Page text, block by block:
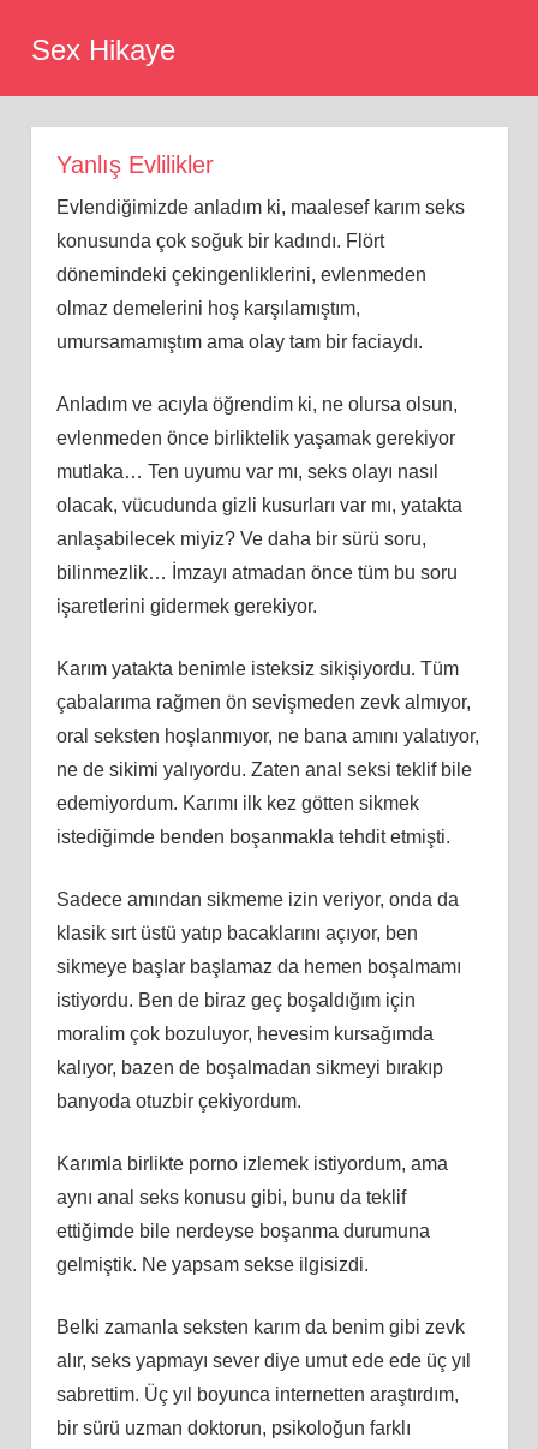
Sex Hikaye
Yanlış Evlilikler
Evlendiğimizde anladım ki, maalesef karım seks
konusunda çok soğuk bir kadındı. Flört
dönemindeki çekingenliklerini, evlenmeden
olmaz demelerini hoş karşılamıştım,
umursamamıştım ama olay tam bir faciaydı.
Anladım ve acıyla öğrendim ki, ne olursa olsun,
evlenmeden önce birliktelik yaşamak gerekiyor
mutlaka… Ten uyumu var mı, seks olayı nasıl
olacak, vücudunda gizli kusurları var mı, yatakta
anlaşabilecek miyiz? Ve daha bir sürü soru,
bilinmezlik… İmzayı atmadan önce tüm bu soru
işaretlerini gidermek gerekiyor.
Karım yatakta benimle isteksiz sikişiyordu. Tüm
çabalarıma rağmen ön sevişmeden zevk almıyor,
oral seksten hoşlanmıyor, ne bana amını yalatıyor,
ne de sikimi yalıyordu. Zaten anal seksi teklif bile
edemiyordum. Karımı ilk kez götten sikmek
istediğimde benden boşanmakla tehdit etmişti.
Sadece amından sikmeme izin veriyor, onda da
klasik sırt üstü yatıp bacaklarını açıyor, ben
sikmeye başlar başlamaz da hemen boşalmamı
istiyordu. Ben de biraz geç boşaldığım için
moralim çok bozuluyor, hevesim kursağımda
kalıyor, bazen de boşalmadan sikmeyi bırakıp
banyoda otuzbir çekiyordum.
Karımla birlikte porno izlemek istiyordum, ama
aynı anal seks konusu gibi, bunu da teklif
ettiğimde bile nerdeyse boşanma durumuna
gelmiştik. Ne yapsam sekse ilgisizdi.
Belki zamanla seksten karım da benim gibi zevk
alır, seks yapmayı sever diye umut ede ede üç yıl
sabrettim. Üç yıl boyunca internetten araştırdım,
bir sürü uzman doktorun, psikoloğun farklı